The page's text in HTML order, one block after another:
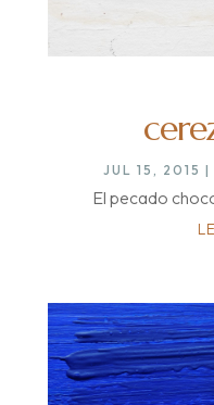
JUL 15, 2015 |
El pecado